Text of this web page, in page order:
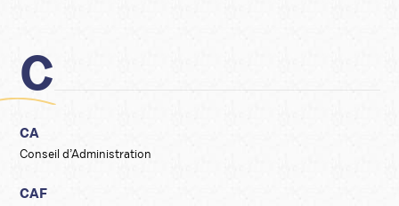
C
CA
Conseil d’Administration
CAF